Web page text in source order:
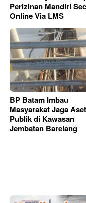
Perizinan Mandiri
Online Via LMS
BP Batam Imbau
Masyarakat Jaga Aset
Publik di Kawasan
Jembatan Barelang